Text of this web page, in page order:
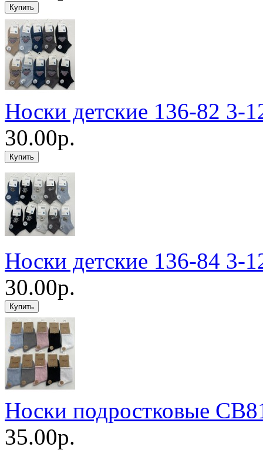
Носки детские 136-82 3-
30.00р.
Носки детские 136-84 3-
30.00р.
Носки подростковые
35.00р.